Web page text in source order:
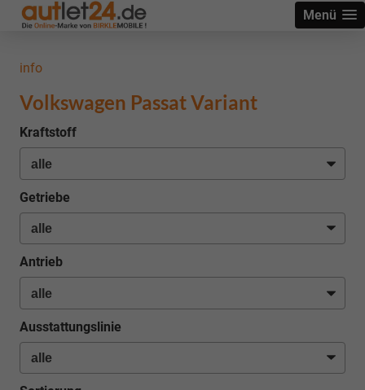
Menü
info
Volkswagen Passat Variant
Kraftstoff
Getriebe
Antrieb
Ausstattungslinie